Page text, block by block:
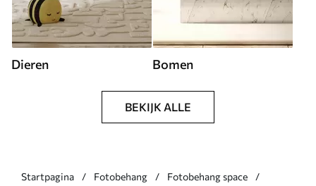
Dieren Bomen
BEKIJK ALLE
Startpagina Fotobehang
Fotobehang space